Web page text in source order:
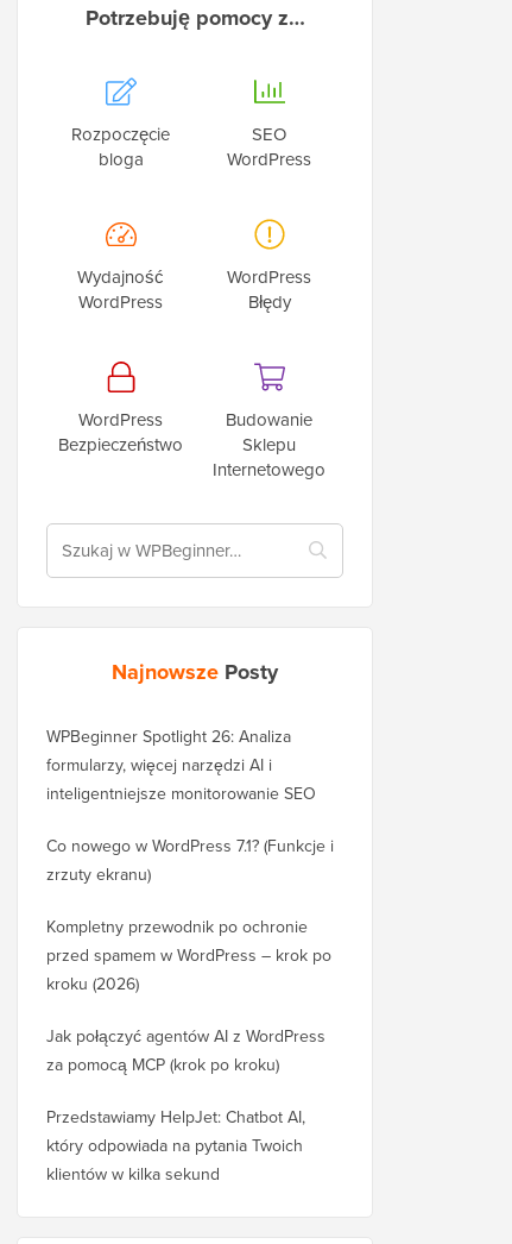
Potrzebuję pomocy z…
Rozpoczęcie
bloga
SEO
WordPress
Wydajność
WordPress
WordPress
Błędy
WordPress
Bezpieczeństwo
Budowanie
Sklepu
Internetowego
Najnowsze Posty
WPBeginner Spotlight 26: Analiza
formularzy, więcej narzędzi AI i
inteligentniejsze monitorowanie SEO
Co nowego w WordPress 7.1? (Funkcje i
zrzuty ekranu)
Kompletny przewodnik po ochronie
przed spamem w WordPress – krok po
kroku (2026)
Jak połączyć agentów AI z WordPress
za pomocą MCP (krok po kroku)
Przedstawiamy HelpJet: Chatbot AI,
który odpowiada na pytania Twoich
klientów w kilka sekund